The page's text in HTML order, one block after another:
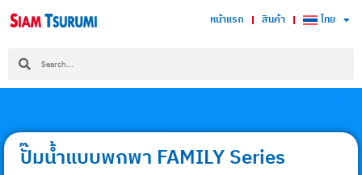
หน้าแรก สินค้า ไทย
ปั๊มน้ำแบบพกพา FAMILY Series